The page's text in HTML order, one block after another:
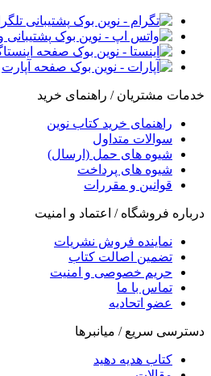
پشتیبانی
صفحه
صفحه آپارت
خدمات مشتریان / راهنمای خرید
راهنمای خرید کتاب نوین
سوالات متداول
شیوه های حمل (ارسال)
شیوه های پرداخت
قوانین و مقررات
درباره فروشگاه / اعتماد و امنیت
نماینده فروش نشریات
تضمین اصالت کتاب
حریم خصوصی و امنیت
تماس با ما
عضو اتحادیه
دسترسی سریع / میانبرها
کتاب هدیه دهید